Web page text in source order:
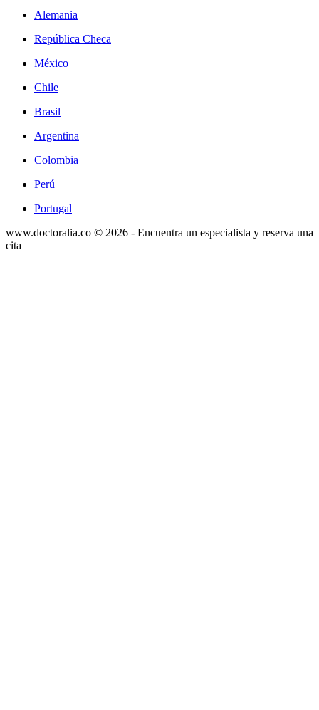
Alemania
República Checa
México
Chile
Brasil
Argentina
Colombia
Perú
Portugal
www.doctoralia.co © 2026 - Encuentra un especialista y reserva una
cita